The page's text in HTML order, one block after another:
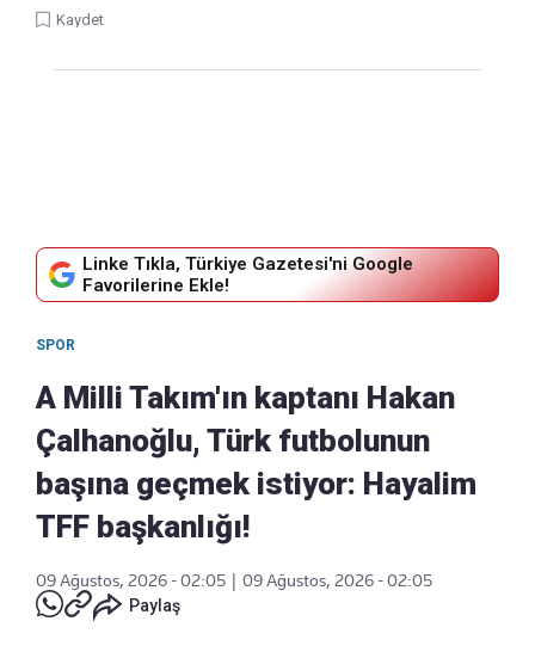
Kaydet
Linke Tıkla, Türkiye Gazetesi'ni Google
Favorilerine Ekle!
SPOR
A Milli Takım'ın kaptanı Hakan
Çalhanoğlu, Türk futbolunun
başına geçmek istiyor: Hayalim
TFF başkanlığı!
09 Ağustos, 2026 - 02:05
09 Ağustos, 2026 - 02:05
Paylaş